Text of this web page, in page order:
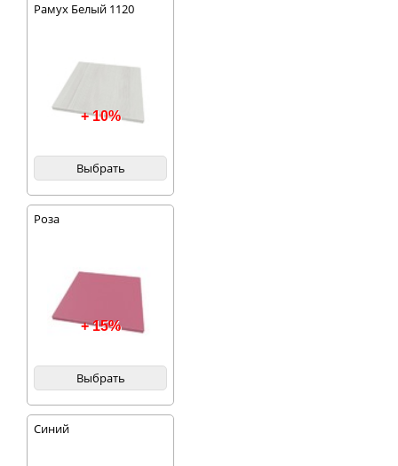
Рамух Белый 1120
+ 10%
Выбрать
Роза
+ 15%
Выбрать
Синий